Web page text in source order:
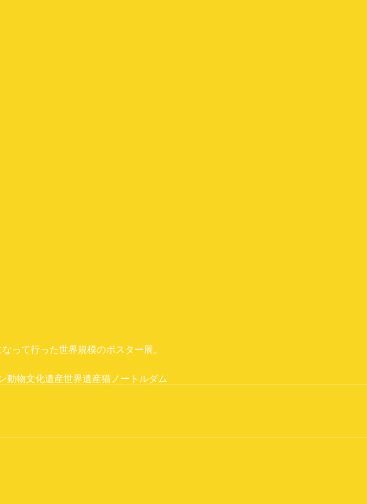
って行った世界規模のポスター展。
動物文化遺産世界遺産猫 ノートルダム